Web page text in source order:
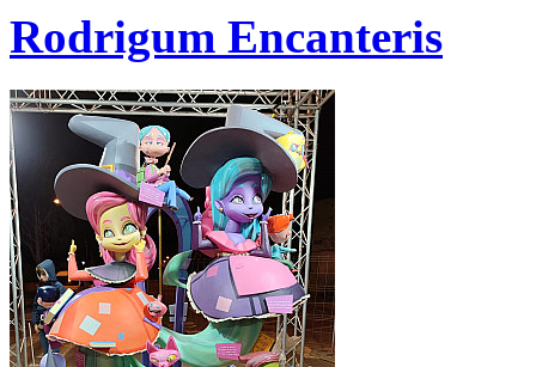
Rodrigum Encanteris